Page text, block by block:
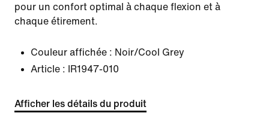
pour un confort optimal à chaque flexion et à
chaque étirement.
Couleur affichée : Noir/Cool Grey
Article :
IR1947-010
Afficher les détails du produit